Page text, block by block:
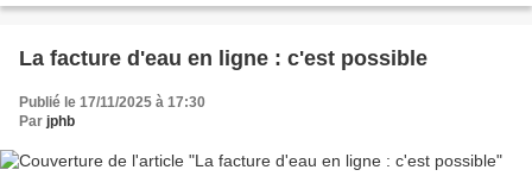
La facture d'eau en ligne : c'est possible
Publié le 17/11/2025 à 17:30
Par jphb